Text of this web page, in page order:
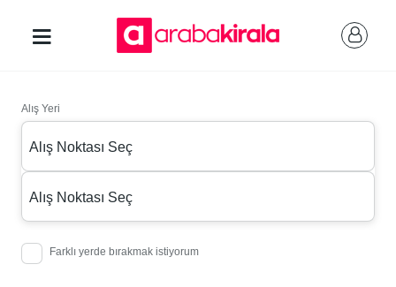
Alış Yeri
Alış Noktası Seç
Alış Noktası Seç
Farklı yerde bırakmak istiyorum